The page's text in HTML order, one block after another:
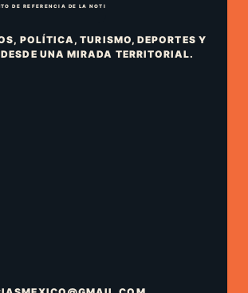
POLÍTICA, TURISMO, DEPORTES Y
UNA MIRADA TERRITORIAL.